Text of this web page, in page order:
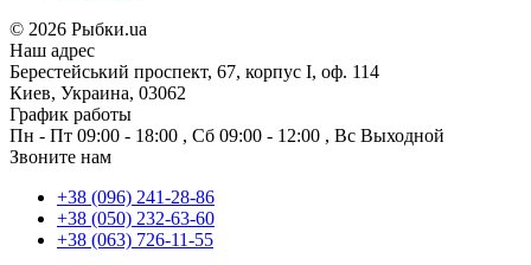
© 2026 Рыбки.ua
Наш адрес
Берестейський проспект, 67, корпус I, оф. 114
Киев, Украина, 03062
График работы
Пн - Пт 09:00 - 18:00 , Сб 09:00 - 12:00 , Вс Выходной
Звоните нам
+38 (096) 241-28-86
+38 (050) 232-63-60
+38 (063) 726-11-55